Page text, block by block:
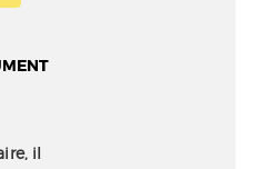
il